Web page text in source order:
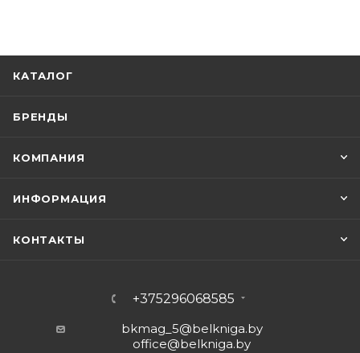
КАТАЛОГ
БРЕНДЫ
КОМПАНИЯ
ИНФОРМАЦИЯ
КОНТАКТЫ
+375296068585
bkmag_5@belkniga.by
office@belkniga.by